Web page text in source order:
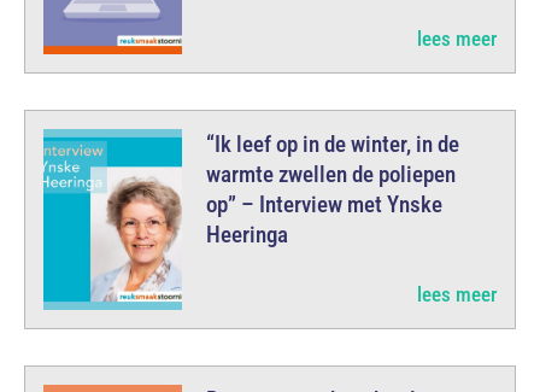
lees meer
“Ik leef op in de winter, in de
warmte zwellen de poliepen
op” – Interview met Ynske
Heeringa
lees meer